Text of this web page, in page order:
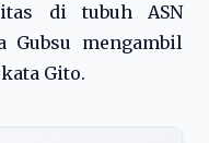
di tubuh ASN
Gubsu mengambil
Gito.